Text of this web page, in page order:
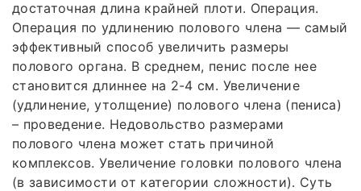
достаточная длина крайней плоти. Операция.
Операция по удлинению полового члена — самый
эффективный способ увеличить размеры
полового органа. В среднем, пенис после нее
становится длиннее на 2-4 см. Увеличение
(удлинение, утолщение) полового члена (пениса)
– проведение. Недовольство размерами
полового члена может стать причиной
комплексов. Увеличение головки полового члена
(в зависимости от категории сложности). Суть